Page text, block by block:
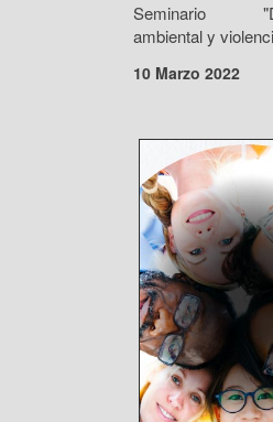
Seminario
ambiental y
10 Marzo 2022